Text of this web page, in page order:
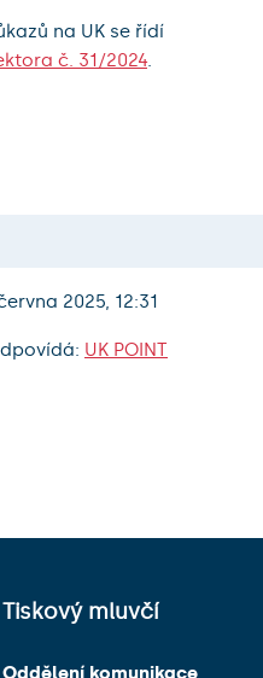
na UK se řídí
č. 31/2024.
2025, 12:31
UK POINT
Tiskový mluvčí
Oddělení komunikace